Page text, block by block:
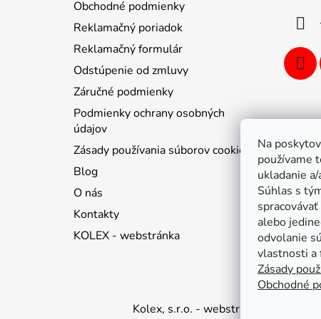
Na
používame
ukladanie
Súhlas s
alebo
odvolanie
vlastnosti a
Zásady
Obchodné
Obchodné podmienky
Reklamačný poriadok
Reklamačný formulár
Odstúpenie od zmluvy
Záručné podmienky
Podmienky ochrany osobných
údajov
Zásady používania súborov cookie
Blog
O nás
Kontakty
KOLEX - webstránka
Kolex, s.r.o. - webstránka